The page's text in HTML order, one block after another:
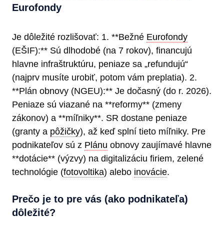
Eurofondy
Je dôležité rozlišovať: 1. **Bežné Eurofondy
(EŠIF):** Sú dlhodobé (na 7 rokov), financujú
hlavne infraštruktúru, peniaze sa „refundujú“
(najprv musíte urobiť, potom vám preplatia). 2.
**Plán obnovy (NGEU):** Je dočasný (do r. 2026).
Peniaze sú viazané na **reformy** (zmeny
zákonov) a **míľniky**. SR dostane peniaze
(granty a pôžičky), až keď splní tieto míľniky. Pre
podnikateľov sú z Plánu obnovy zaujímavé hlavne
**dotácie** (výzvy) na digitalizáciu firiem, zelené
technológie (fotovoltika) alebo inovácie.
Prečo je to pre vás (ako podnikateľa)
dôležité?